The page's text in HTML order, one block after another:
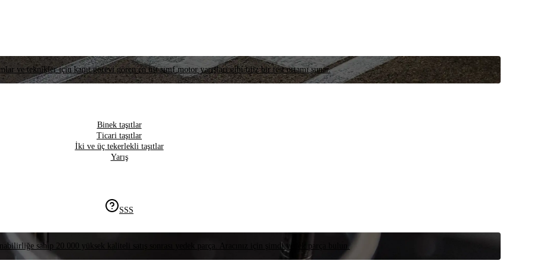
ve teknikler için kanıt görevi gören en üst sınıf motor yarışları gibi titiz bir test ortamı sunar.
Binek taşıtlar
Ticari taşıtlar
İki ve üç tekerlekli taşıtlar
Yarış
SSS
sahip 20.000 yüksek kaliteli satış sonrası yedek parça. Aracınız için şimdi yedek parça bulun.